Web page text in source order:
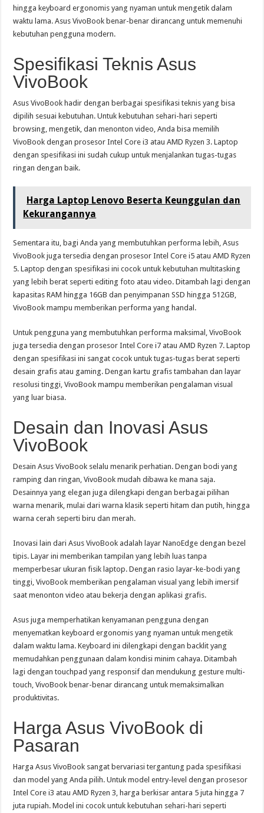
hingga keyboard ergonomis yang nyaman untuk mengetik dalam
waktu lama. Asus VivoBook benar-benar dirancang untuk memenuhi
kebutuhan pengguna modern.
Spesifikasi Teknis Asus
VivoBook
Asus VivoBook hadir dengan berbagai spesifikasi teknis yang bisa
dipilih sesuai kebutuhan. Untuk kebutuhan sehari-hari seperti
browsing, mengetik, dan menonton video, Anda bisa memilih
VivoBook dengan prosesor Intel Core i3 atau AMD Ryzen 3. Laptop
dengan spesifikasi ini sudah cukup untuk menjalankan tugas-tugas
ringan dengan baik.
Harga Laptop Lenovo Beserta Keunggulan dan
Kekurangannya
Sementara itu, bagi Anda yang membutuhkan performa lebih, Asus
VivoBook juga tersedia dengan prosesor Intel Core i5 atau AMD Ryzen
5. Laptop dengan spesifikasi ini cocok untuk kebutuhan multitasking
yang lebih berat seperti editing foto atau video. Ditambah lagi dengan
kapasitas RAM hingga 16GB dan penyimpanan SSD hingga 512GB,
VivoBook mampu memberikan performa yang handal.
Untuk pengguna yang membutuhkan performa maksimal, VivoBook
juga tersedia dengan prosesor Intel Core i7 atau AMD Ryzen 7. Laptop
dengan spesifikasi ini sangat cocok untuk tugas-tugas berat seperti
desain grafis atau gaming. Dengan kartu grafis tambahan dan layar
resolusi tinggi, VivoBook mampu memberikan pengalaman visual
yang luar biasa.
Desain dan Inovasi Asus
VivoBook
Desain Asus VivoBook selalu menarik perhatian. Dengan bodi yang
ramping dan ringan, VivoBook mudah dibawa ke mana saja.
Desainnya yang elegan juga dilengkapi dengan berbagai pilihan
warna menarik, mulai dari warna klasik seperti hitam dan putih, hingga
warna cerah seperti biru dan merah.
Inovasi lain dari Asus VivoBook adalah layar NanoEdge dengan bezel
tipis. Layar ini memberikan tampilan yang lebih luas tanpa
memperbesar ukuran fisik laptop. Dengan rasio layar-ke-bodi yang
tinggi, VivoBook memberikan pengalaman visual yang lebih imersif
saat menonton video atau bekerja dengan aplikasi grafis.
Asus juga memperhatikan kenyamanan pengguna dengan
menyematkan keyboard ergonomis yang nyaman untuk mengetik
dalam waktu lama. Keyboard ini dilengkapi dengan backlit yang
memudahkan penggunaan dalam kondisi minim cahaya. Ditambah
lagi dengan touchpad yang responsif dan mendukung gesture multi-
touch, VivoBook benar-benar dirancang untuk memaksimalkan
produktivitas.
Harga Asus VivoBook di
Pasaran
Harga Asus VivoBook sangat bervariasi tergantung pada spesifikasi
dan model yang Anda pilih. Untuk model entry-level dengan prosesor
Intel Core i3 atau AMD Ryzen 3, harga berkisar antara 5 juta hingga 7
juta rupiah. Model ini cocok untuk kebutuhan sehari-hari seperti